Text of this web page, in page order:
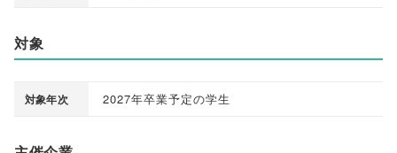
対象
対象年次 2027年卒業予定の学生